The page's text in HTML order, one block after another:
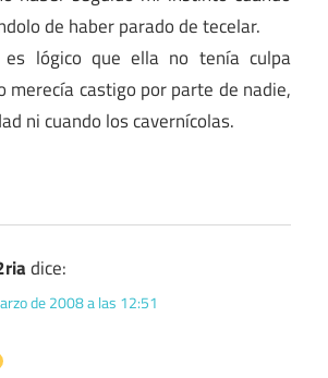
de haber parado de tecelar.
es lógico que ella no tenía culpa
merecía castigo por parte de nadie,
ni cuando los cavernícolas.
dice:
de 2008 a las 12:51